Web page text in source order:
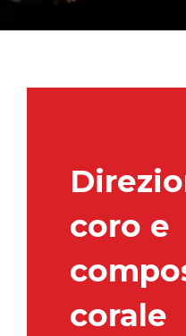
coro e
corale